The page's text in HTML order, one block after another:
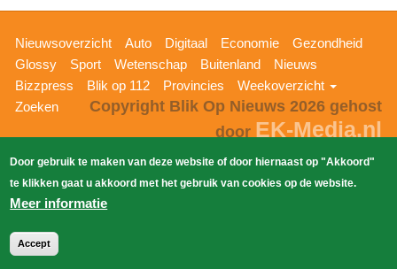
04-
2025
09:10
Hoofdnavigatie
Nieuwsoverzicht Auto Digitaal Economie
Gezondheid
Glossy
Sport Wetenschap Buitenland
Nieuws
Bizzpress
Blik op 112 Provincies
Weekoverzicht
Zoeken
Copyright Blik Op Nieuws 2026 gehost
door EK-Media.nl
Door gebruik te maken van deze website of door hiernaast op "Akkoord"
te klikken gaat u akkoord met het gebruik van cookies op de website.
Meer informatie
Accept